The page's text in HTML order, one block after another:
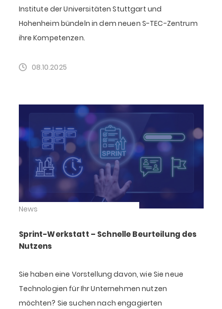
Institute der Universitäten Stuttgart und
Hohenheim bündeln in dem neuen S-TEC-Zentrum
ihre Kompetenzen.
08.10.2025
News
Sprint-Werkstatt – Schnelle Beurteilung des
Nutzens
Sie haben eine Vorstellung davon, wie Sie neue
Technologien für Ihr Unternehmen nutzen
möchten? Sie suchen nach engagierten